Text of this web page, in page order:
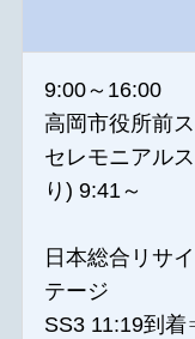
9:00～16:00
高岡市役所前
セレモニアル
り) 9:41～
日本総合リサ
テージ
SS3 11:19到